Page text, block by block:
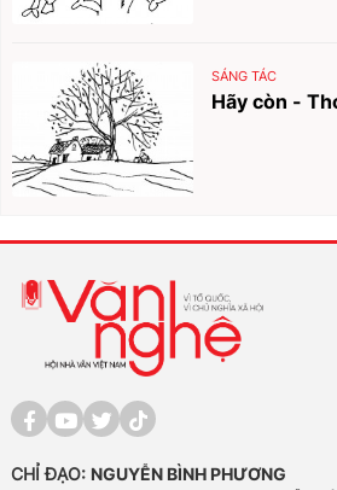
SÁNG TÁC
Hãy còn -
CHỈ ĐẠO: NGUYỄN BÌNH PHƯƠNG